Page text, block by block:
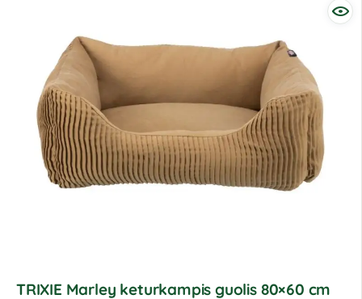
TRIXIE Marley keturkampis guolis 80×60 cm